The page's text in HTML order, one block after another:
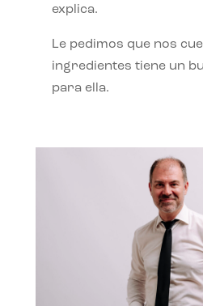
explica.
Le pedimos que nos
ingredientes tiene un
para ella.